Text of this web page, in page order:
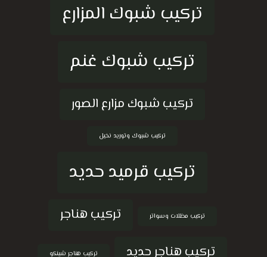
تركيب شبوك المزارع
تركيب شبوك غنم
تركيب شبوك مزارع الصور
تركيب شبوك وتوريد نخيل
تركيب قرميد حديد
تركيب مظلات وسواتر
تركيب هناجر
تركيب هناجر حديد
تركيب هناجر شينكو